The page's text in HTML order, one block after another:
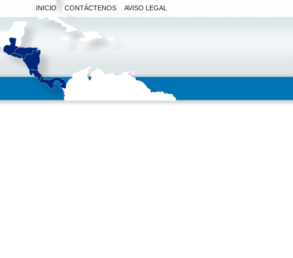
INICIO CONTÁCTENOS AVISO LEGAL